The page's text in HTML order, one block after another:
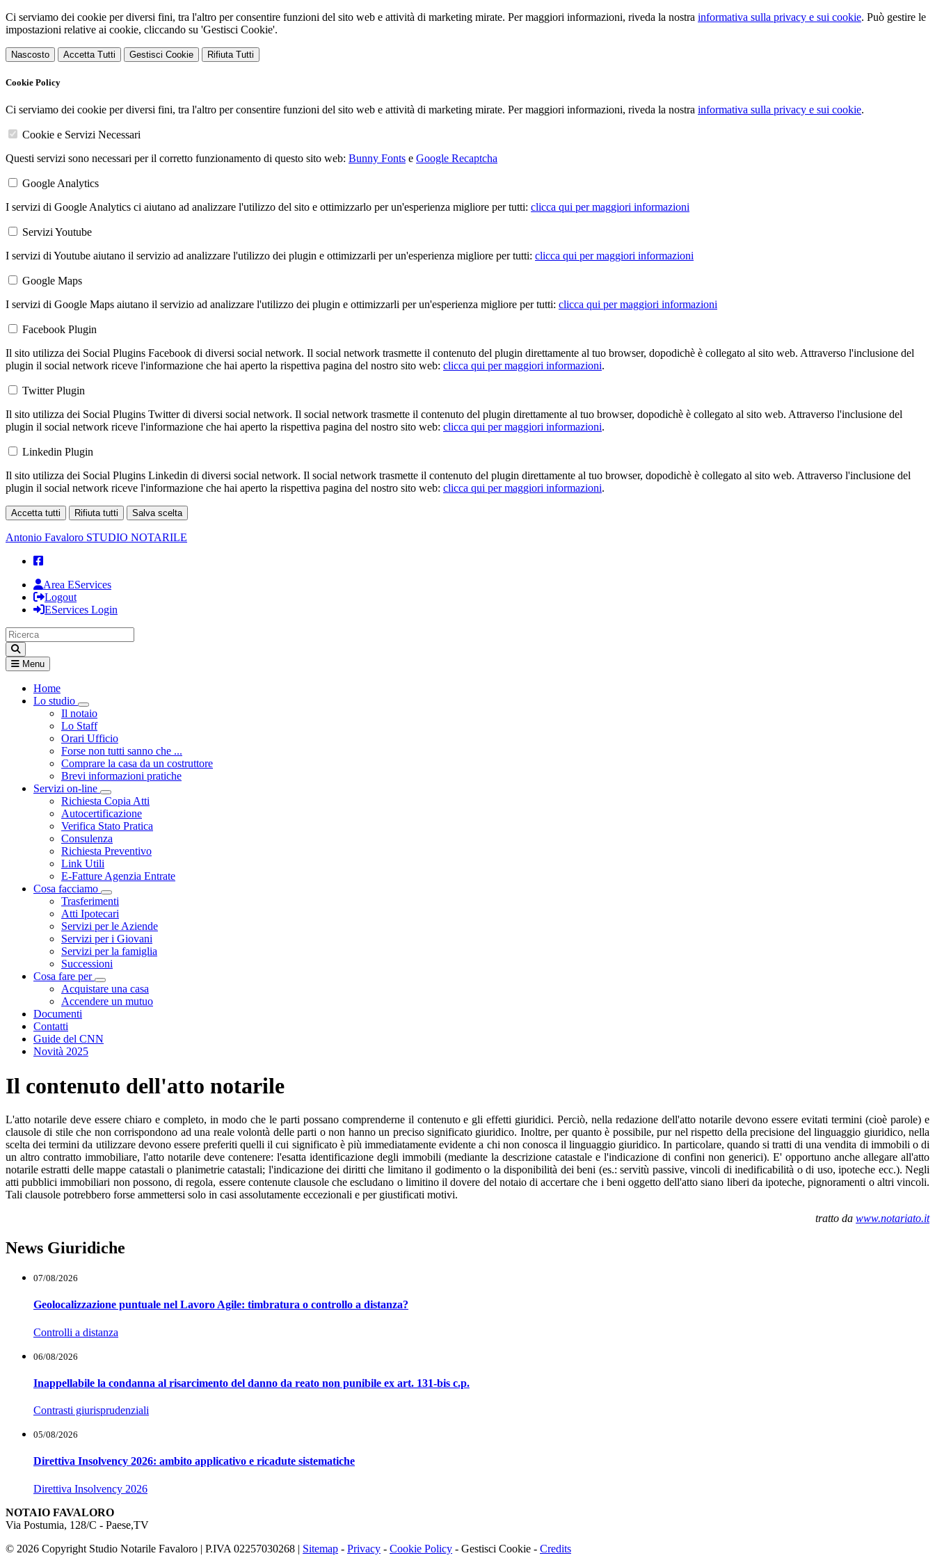
Ci serviamo dei cookie per diversi fini, tra l'altro per consentire funzioni del sito web e attività di marketing mirate. Per maggiori informazioni, riveda la nostra informativa sulla privacy e sui cookie. Può gestire le
impostazioni relative ai cookie, cliccando su 'Gestisci Cookie'.
Nascosto Accetta Tutti Gestisci Cookie Rifiuta Tutti
Cookie Policy
Ci serviamo dei cookie per diversi fini, tra l'altro per consentire funzioni del sito web e attività di marketing mirate. Per maggiori informazioni, riveda la nostra informativa sulla privacy e sui cookie.
Cookie e Servizi Necessari
Questi servizi sono necessari per il corretto funzionamento di questo sito web: Bunny Fonts e Google Recaptcha
Google Analytics
I servizi di Google Analytics ci aiutano ad analizzare l'utilizzo del sito e ottimizzarlo per un'esperienza migliore per tutti: clicca qui per maggiori informazioni
Servizi Youtube
I servizi di Youtube aiutano il servizio ad analizzare l'utilizzo dei plugin e ottimizzarli per un'esperienza migliore per tutti: clicca qui per maggiori informazioni
Google Maps
I servizi di Google Maps aiutano il servizio ad analizzare l'utilizzo dei plugin e ottimizzarli per un'esperienza migliore per tutti: clicca qui per maggiori informazioni
Facebook Plugin
Il sito utilizza dei Social Plugins Facebook di diversi social network. Il social network trasmette il contenuto del plugin direttamente al tuo browser, dopodichè è collegato al sito web. Attraverso l'inclusione del
plugin il social network riceve l'informazione che hai aperto la rispettiva pagina del nostro sito web: clicca qui per maggiori informazioni.
Twitter Plugin
Il sito utilizza dei Social Plugins Twitter di diversi social network. Il social network trasmette il contenuto del plugin direttamente al tuo browser, dopodichè è collegato al sito web. Attraverso l'inclusione del
plugin il social network riceve l'informazione che hai aperto la rispettiva pagina del nostro sito web: clicca qui per maggiori informazioni.
Linkedin Plugin
Il sito utilizza dei Social Plugins Linkedin di diversi social network. Il social network trasmette il contenuto del plugin direttamente al tuo browser, dopodichè è collegato al sito web. Attraverso l'inclusione del
plugin il social network riceve l'informazione che hai aperto la rispettiva pagina del nostro sito web: clicca qui per maggiori informazioni.
Accetta tutti Rifiuta tutti Salva scelta
Antonio Favaloro STUDIO NOTARILE
Area EServices
Logout
EServices Login
Menu
Home
Lo studio
Visualizza menù di secondo livello
Il notaio
Lo Staff
Orari Ufficio
Forse non tutti sanno che ...
Comprare la casa da un costruttore
Brevi informazioni pratiche
Servizi on-line
Visualizza menù di secondo livello
Richiesta Copia Atti
Autocertificazione
Verifica Stato Pratica
Consulenza
Richiesta Preventivo
Link Utili
E-Fatture Agenzia Entrate
Cosa facciamo
Visualizza menù di secondo livello
Trasferimenti
Atti Ipotecari
Servizi per le Aziende
Servizi per i Giovani
Servizi per la famiglia
Successioni
Cosa fare per
Visualizza menù di secondo livello
Acquistare una casa
Accendere un mutuo
Documenti
Contatti
Guide del CNN
Novità 2025
Il contenuto dell'atto notarile
L'atto notarile deve essere chiaro e completo, in modo che le parti possano comprenderne il contenuto e gli effetti giuridici. Perciò, nella redazione dell'atto notarile devono essere evitati termini (cioè parole) e
clausole di stile che non corrispondono ad una reale volontà delle parti o non hanno un preciso significato giuridico. Inoltre, per quanto è possibile, pur nel rispetto della precisione del linguaggio giuridico, nella
scelta dei termini da utilizzare devono essere preferiti quelli il cui significato è più immediatamente evidente a chi non conosca il linguaggio giuridico. In particolare, quando si tratti di una vendita di immobili o di
un altro contratto immobiliare, l'atto notarile deve contenere: l'esatta identificazione degli immobili (mediante la descrizione catastale e l'indicazione di confini non generici). E' opportuno anche allegare all'atto
notarile estratti delle mappe catastali o planimetrie catastali; l'indicazione dei diritti che limitano il godimento o la disponibilità dei beni (es.: servitù passive, vincoli di inedificabilità o di uso, ipoteche ecc.). Negli
atti pubblici immobiliari non possono, di regola, essere contenute clausole che escludano o limitino il dovere del notaio di accertare che i beni oggetto dell'atto siano liberi da ipoteche, pignoramenti o altri vincoli.
Tali clausole potrebbero forse ammettersi solo in casi assolutamente eccezionali e per giustificati motivi.
tratto da www.notariato.it
News Giuridiche
07/08/2026
Geolocalizzazione puntuale nel Lavoro Agile: timbratura o controllo a distanza?
Controlli a distanza
06/08/2026
Inappellabile la condanna al risarcimento del danno da reato non punibile ex art. 131-bis c.p.
Contrasti giurisprudenziali
05/08/2026
Direttiva Insolvency 2026: ambito applicativo e ricadute sistematiche
Direttiva Insolvency 2026
NOTAIO FAVALORO
Via Postumia, 128/C - Paese,TV
© 2026 Copyright Studio Notarile Favaloro | P.IVA 02257030268 | Sitemap - Privacy - Cookie Policy - Gestisci Cookie - Credits